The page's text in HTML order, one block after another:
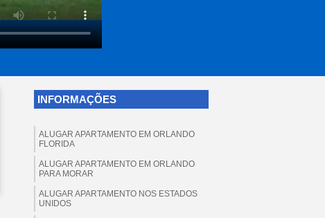
INFORMAÇÕES
ALUGAR APARTAMENTO EM ORLANDO
FLORIDA
ALUGAR APARTAMENTO EM ORLANDO
PARA MORAR
ALUGAR APARTAMENTO NOS ESTADOS
UNIDOS